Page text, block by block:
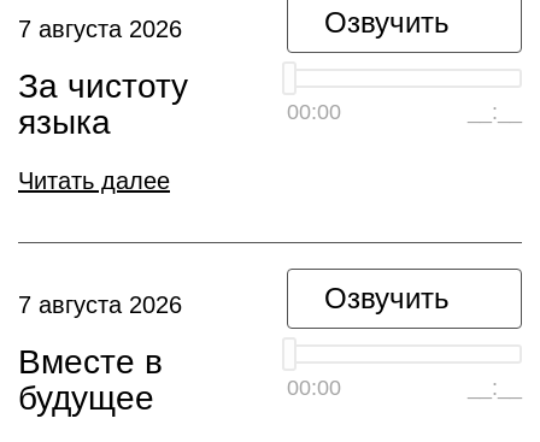
Озвучить
00:00 __:__
7 августа 2026
За чистоту
языка
Читать далее
Озвучить
00:00 __:__
7 августа 2026
Вместе в
будущее